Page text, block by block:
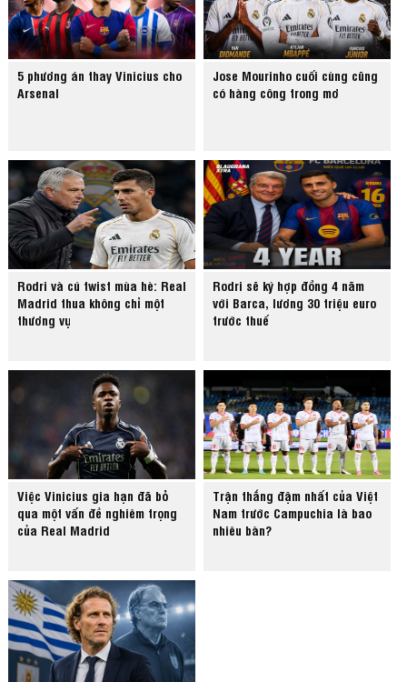
5 phương án thay Vinicius cho
Arsenal
Jose Mourinho cuối cùng cũng
có hàng công trong mơ
Rodri và cú twist mùa hè: Real
Madrid thua không chỉ một
thương vụ
Rodri sẽ ký hợp đồng 4 năm
với Barca, lương 30 triệu euro
trước thuế
Việc Vinicius gia hạn đã bỏ
qua một vấn đề nghiêm trọng
của Real Madrid
Trận thắng đậm nhất của Việt
Nam trước Campuchia là bao
nhiêu bàn?